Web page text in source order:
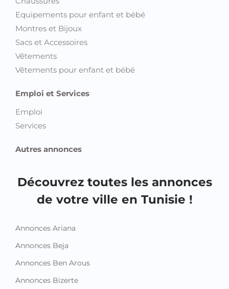
Equipements pour enfant et bébé
Montres et Bijoux
Sacs et Accessoires
Vêtements
Vêtements pour enfant et bébé
Emploi et Services
Emploi
Services
Autres annonces
Découvrez toutes les annonces
de votre ville en Tunisie !
Annonces Ariana
Annonces Beja
Annonces Ben Arous
Annonces Bizerte